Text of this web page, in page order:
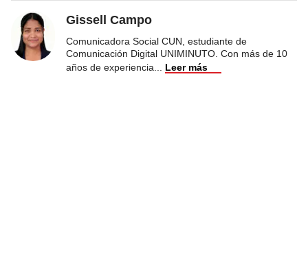
Gissell Campo
Comunicadora Social CUN, estudiante de
Comunicación Digital UNIMINUTO. Con más de 10
años de experiencia
Leer más